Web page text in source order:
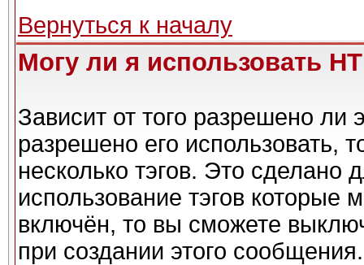
Вернуться к началу
Могу ли я использовать
Зависит от того разрешено ли
разрешено его использовать,
несколько тэгов. Это сделано
использование тэгов которые
включён, то вы сможете
при создании этого сообщения.